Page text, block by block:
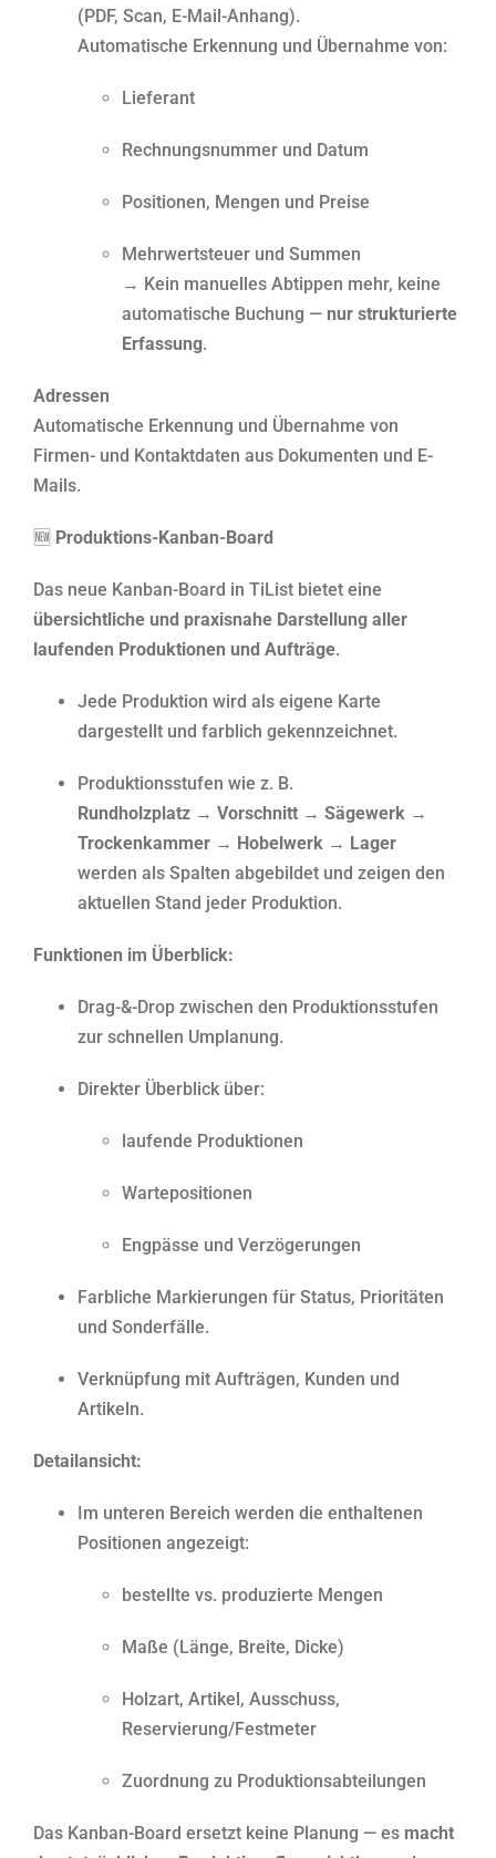
(PDF, Scan, E-Mail-Anhang).
Automatische Erkennung und Übernahme von:
Lieferant
Rechnungsnummer und Datum
Positionen, Mengen und Preise
Mehrwertsteuer und Summen
→ Kein manuelles Abtippen mehr, keine
automatische Buchung — nur strukturierte
Erfassung.
Adressen
Automatische Erkennung und Übernahme von
Firmen- und Kontaktdaten aus Dokumenten und E-
Mails.
🆕 Produktions-Kanban-Board
Das neue Kanban-Board in TiList bietet eine
übersichtliche und praxisnahe Darstellung aller
laufenden Produktionen und Aufträge.
Jede Produktion wird als eigene Karte
dargestellt und farblich gekennzeichnet.
Produktionsstufen wie z. B.
Rundholzplatz → Vorschnitt → Sägewerk →
Trockenkammer → Hobelwerk → Lager
werden als Spalten abgebildet und zeigen den
aktuellen Stand jeder Produktion.
Funktionen im Überblick:
Drag-&-Drop zwischen den Produktionsstufen
zur schnellen Umplanung.
Direkter Überblick über:
laufende Produktionen
Wartepositionen
Engpässe und Verzögerungen
Farbliche Markierungen für Status, Prioritäten
und Sonderfälle.
Verknüpfung mit Aufträgen, Kunden und
Artikeln.
Detailansicht:
Im unteren Bereich werden die enthaltenen
Positionen angezeigt:
bestellte vs. produzierte Mengen
Maße (Länge, Breite, Dicke)
Holzart, Artikel, Ausschuss,
Reservierung/Festmeter
Zuordnung zu Produktionsabteilungen
Das Kanban-Board ersetzt keine Planung — es macht